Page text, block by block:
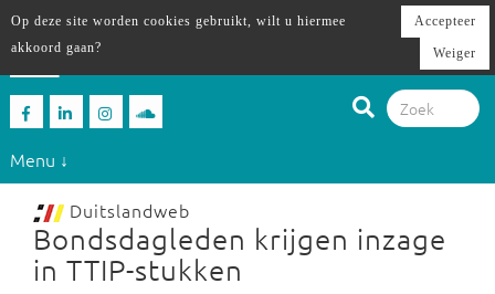
Menu ↓
Duitslandweb
Bondsdagleden krijgen inzage
in TTIP-stukken
Op deze site worden cookies gebruikt, wilt u hiermee
akkoord gaan?
Accepteer
Weiger